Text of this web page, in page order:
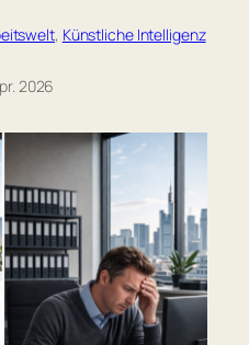
, Künstliche Intelligenz
2026